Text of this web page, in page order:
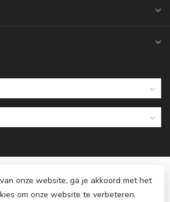
onze website, ga je akkoord met het
om onze website te verbeteren.